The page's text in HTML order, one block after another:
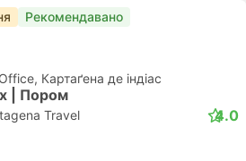
Рекомендавано
Картаґена де індіас
| Пором
Travel 4.0